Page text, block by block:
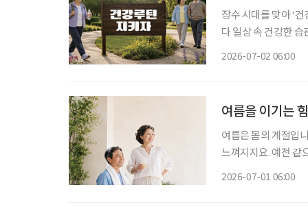
장수 시대를 맞아 ‘
다 일상 속 건강한
2026-07-02 06:00
여름을 이기는
여름은 몸의 계절입
느껴지지요. 예전 같
2026-07-01 06:00